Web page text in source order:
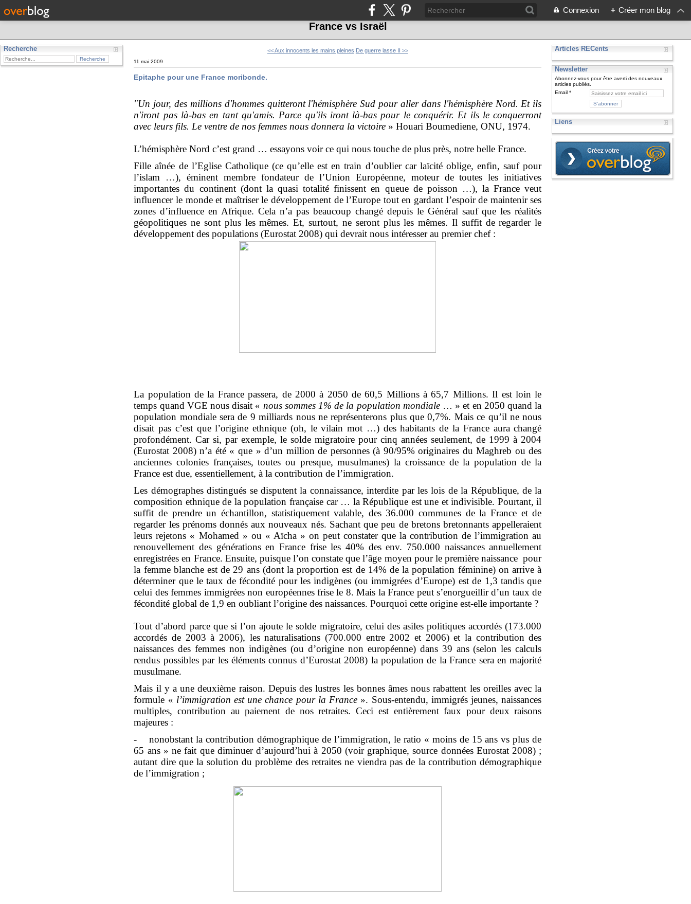
Connexion + Créer mon blog
France vs Israël
Recherche << Aux innocents les mains pleines De guerre lasse II >>
11 mai 2009
Epitaphe pour une France moribonde.
"Un jour, des millions d'hommes quitteront l'hémisphère Sud pour aller dans l'hémisphère Nord. Et ils
n'iront pas là-bas en tant qu'amis. Parce qu'ils iront là-bas pour le conquérir. Et ils le conquerront
avec leurs fils. Le ventre de nos femmes nous donnera la victoire » Houari Boumediene, ONU, 1974.
L’hémisphère Nord c’est grand … essayons voir ce qui nous touche de plus près, notre belle France.
Fille aînée de l’Eglise Catholique (ce qu’elle est en train d’oublier car laïcité oblige, enfin, sauf pour
l’islam …), éminent membre fondateur de l’Union Européenne, moteur de toutes les initiatives
importantes du continent (dont la quasi totalité finissent en queue de poisson …), la France veut
influencer le monde et maîtriser le développement de l’Europe tout en gardant l’espoir de maintenir ses
zones d’influence en Afrique. Cela n’a pas beaucoup changé depuis le Général sauf que les réalités
géopolitiques ne sont plus les mêmes. Et, surtout, ne seront plus les mêmes. Il suffit de regarder le
développement des populations (Eurostat 2008) qui devrait nous intéresser au premier chef :
La population de la France passera, de 2000 à 2050 de 60,5 Millions à 65,7 Millions. Il est loin le
temps quand VGE nous disait « nous sommes 1% de la population mondiale… » et en 2050 quand la
population mondiale sera de 9 milliards nous ne représenterons plus que 0,7%. Mais ce qu’il ne nous
disait pas c’est que l’origine ethnique (oh, le vilain mot …) des habitants de la France aura changé
profondément. Car si, par exemple, le solde migratoire pour cinq années seulement, de 1999 à 2004
(Eurostat 2008) n’a été « que » d’un million de personnes (à 90/95% originaires du Maghreb ou des
anciennes colonies françaises, toutes ou presque, musulmanes) la croissance de la population de la
France est due, essentiellement, à la contribution de l’immigration.
Les démographes distingués se disputent la connaissance, interdite par les lois de la République, de la
composition ethnique de la population française car … la République est une et indivisible. Pourtant, il
suffit de prendre un échantillon, statistiquement valable, des 36.000 communes de la France et de
regarder les prénoms donnés aux nouveaux nés. Sachant que peu de bretons bretonnants appelleraient
leurs rejetons « Mohamed » ou « Aïcha » on peut constater que la contribution de l’immigration au
renouvellement des générations en France frise les 40% des env. 750.000 naissances annuellement
enregistrées en France. Ensuite, puisque l’on constate que l’âge moyen pour le première naissance pour
la femme blanche est de 29 ans (dont la proportion est de 14% de la population féminine) on arrive à
déterminer que le taux de fécondité pour les indigènes (ou immigrées d’Europe) est de 1,3 tandis que
celui des femmes immigrées non européennes frise le 8. Mais la France peut s’enorgueillir d’un taux de
fécondité global de 1,9 en oubliant l’origine des naissances. Pourquoi cette origine est-elle importante ?
Tout d’abord parce que si l’on ajoute le solde migratoire, celui des asiles politiques accordés (173.000
accordés de 2003 à 2006), les naturalisations (700.000 entre 2002 et 2006) et la contribution des
naissances des femmes non indigènes (ou d’origine non européenne) dans 39 ans (selon les calculs
rendus possibles par les éléments connus d’Eurostat 2008) la population de la France sera en majorité
musulmane.
Mais il y a une deuxième raison. Depuis des lustres les bonnes âmes nous rabattent les oreilles avec la
formule « l’immigration est une chance pour la France ». Sous-entendu, immigrés jeunes, naissances
multiples, contribution au paiement de nos retraites. Ceci est entièrement faux pour deux raisons
majeures :
- nonobstant la contribution démographique de l’immigration, le ratio « moins de 15 ans vs plus de
65 ans » ne fait que diminuer d’aujourd’hui à 2050 (voir graphique, source données Eurostat 2008) ;
autant dire que la solution du problème des retraites ne viendra pas de la contribution démographique
de l’immigration ;
Articles RÉCents
Newsletter
Abonnez-vous pour être averti des nouveaux
articles publiés.
Email
Liens